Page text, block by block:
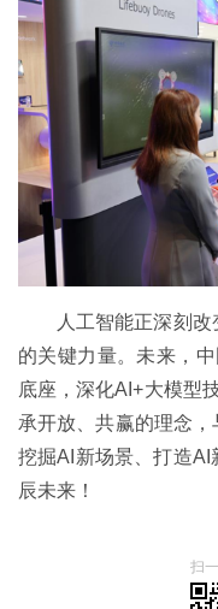
人工智能正深刻
的关键力量。未来，
底座，深化AI+大模型
承开放、共赢的理念，
挖掘AI新场景、打造AI
辰未来！
扫